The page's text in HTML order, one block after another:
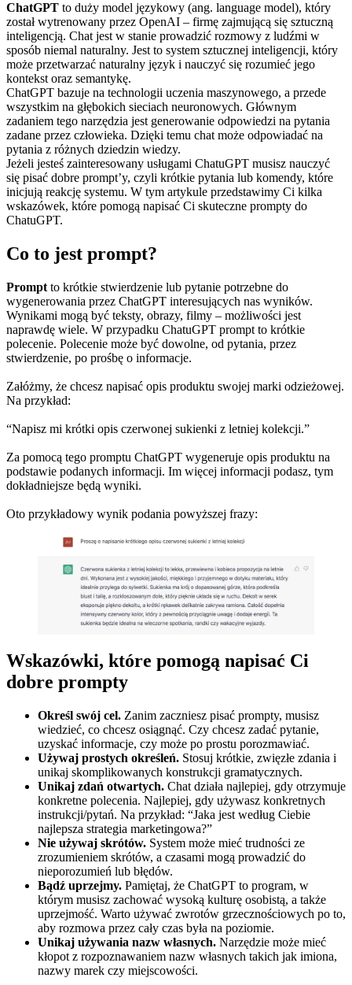
ChatGPT to duży model językowy (ang. language model), który
został wytrenowany przez OpenAI – firmę zajmującą się sztuczną
inteligencją. Chat jest w stanie prowadzić rozmowy z ludźmi w
sposób niemal naturalny. Jest to system sztucznej inteligencji, który
może przetwarzać naturalny język i nauczyć się rozumieć jego
kontekst oraz semantykę.
ChatGPT bazuje na technologii uczenia maszynowego, a przede
wszystkim na głębokich sieciach neuronowych. Głównym
zadaniem tego narzędzia jest generowanie odpowiedzi na pytania
zadane przez człowieka. Dzięki temu chat może odpowiadać na
pytania z różnych dziedzin wiedzy.
Jeżeli jesteś zainteresowany usługami ChatuGPT musisz nauczyć
się pisać dobre prompt’y, czyli krótkie pytania lub komendy, które
inicjują reakcję systemu. W tym artykule przedstawimy Ci kilka
wskazówek, które pomogą napisać Ci skuteczne prompty do
ChatuGPT.
Co to jest prompt?
Prompt to krótkie stwierdzenie lub pytanie potrzebne do
wygenerowania przez ChatGPT interesujących nas wyników.
Wynikami mogą być teksty, obrazy, filmy – możliwości jest
naprawdę wiele. W przypadku ChatuGPT prompt to krótkie
polecenie. Polecenie może być dowolne, od pytania, przez
stwierdzenie, po prośbę o informacje.
Załóżmy, że chcesz napisać opis produktu swojej marki odzieżowej.
Na przykład:
“Napisz mi krótki opis czerwonej sukienki z letniej kolekcji.”
Za pomocą tego promptu ChatGPT wygeneruje opis produktu na
podstawie podanych informacji. Im więcej informacji podasz, tym
dokładniejsze będą wyniki.
Oto przykładowy wynik podania powyższej frazy:
Wskazówki, które pomogą napisać Ci
dobre prompty
Określ swój cel. Zanim zaczniesz pisać prompty, musisz
wiedzieć, co chcesz osiągnąć. Czy chcesz zadać pytanie,
uzyskać informacje, czy może po prostu porozmawiać.
Używaj prostych określeń. Stosuj krótkie, zwięzłe zdania i
unikaj skomplikowanych konstrukcji gramatycznych.
Unikaj zdań otwartych. Chat działa najlepiej, gdy otrzymuje
konkretne polecenia. Najlepiej, gdy używasz konkretnych
instrukcji/pytań. Na przykład: “Jaka jest według Ciebie
najlepsza strategia marketingowa?”
Nie używaj skrótów. System może mieć trudności ze
zrozumieniem skrótów, a czasami mogą prowadzić do
nieporozumień lub błędów.
Bądź uprzejmy. Pamiętaj, że ChatGPT to program, w
którym musisz zachować wysoką kulturę osobistą, a także
uprzejmość. Warto używać zwrotów grzecznościowych po to,
aby rozmowa przez cały czas była na poziomie.
Unikaj używania nazw własnych. Narzędzie może mieć
kłopot z rozpoznawaniem nazw własnych takich jak imiona,
nazwy marek czy miejscowości.